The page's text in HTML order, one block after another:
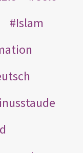
Islam